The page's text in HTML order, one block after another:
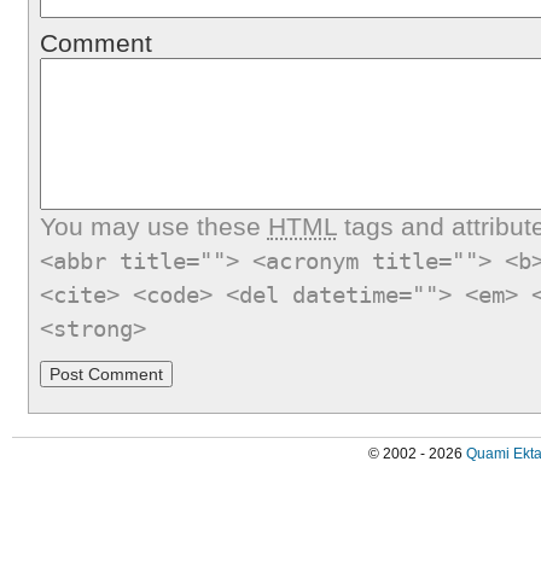
Comment
You may use these HTMLtags and
<abbr title=""> <acronym title="">
<cite> <code> <del datetime="">
<strong>
© 2002 - 2026 Quami